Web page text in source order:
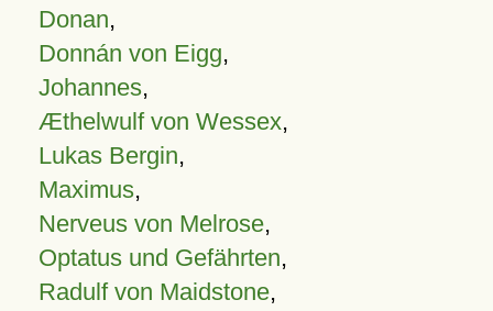
Donan,
Donnán von Eigg,
Johannes,
Æthelwulf von Wessex,
Lukas Bergin,
Maximus,
Nerveus von Melrose,
Optatus und Gefährten,
Radulf von Maidstone,